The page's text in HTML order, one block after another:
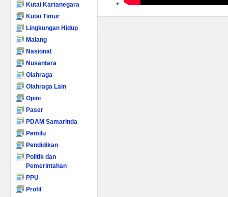
Kutai Kartanegara
Kutai Timur
Lingkungan Hidup
Malang
Nasional
Nusantara
Olahraga
Olahraga Lain
Opini
Paser
PDAM Samarinda
Pemilu
Pendidikan
Politik dan
Pemerintahan
PPU
Profil